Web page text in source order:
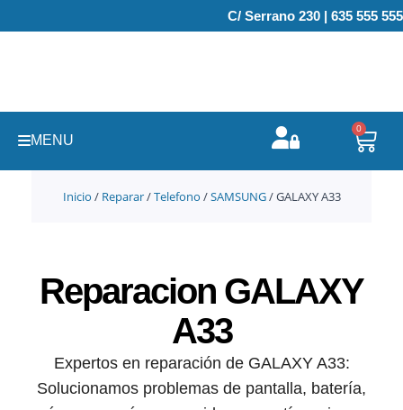
al
C/ Serrano 230 | 635 555 555
MENU
0
Inicio / Reparar/Telefono /SAMSUNG/ GALAXY A33
Reparacion GALAXY
A33
Expertos en reparación de GALAXY A33:
Solucionamos problemas de pantalla, batería,